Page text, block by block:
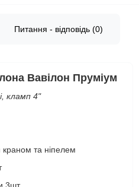
Питання - відповідь (0)
Вавілон Пруміум
кламп 4"
краном та ніпелем